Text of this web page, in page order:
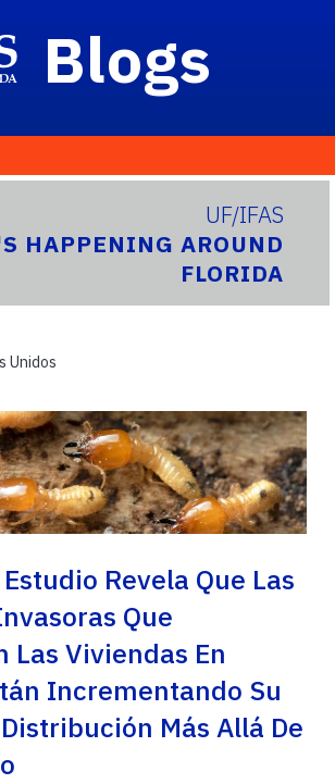
Blogs
UF/IFAS
HAPPENING AROUND
FLORIDA
Unidos
Revela Que Las
Que
Las Viviendas En
Incrementando Su
Más Allá De